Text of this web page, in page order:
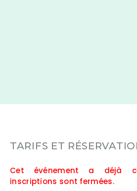
TARIFS ET
Cet événement a déjà
inscriptions sont fermées.